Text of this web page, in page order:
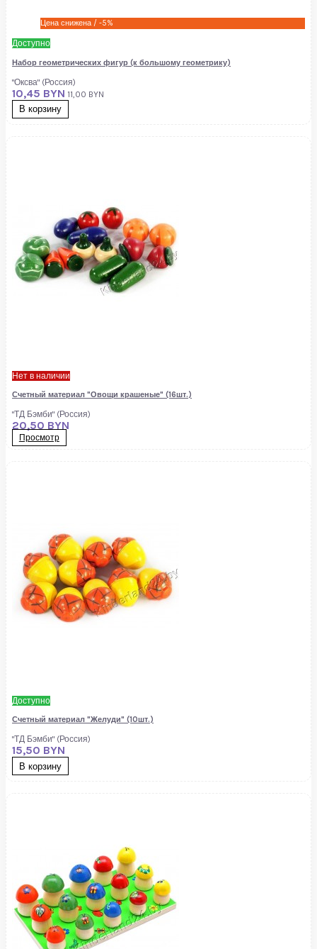
Цена снижена / -5%
Доступно
Набор геометрических фигур (к большому геометрику)
"Оксва" (Россия)
10,45 BYN 11,00 BYN
В корзину
Нет в наличии
Счетный материал "Овощи крашеные" (16шт.)
"ТД Бэмби" (Россия)
20,50 BYN
Просмотр
Доступно
Счетный материал "Желуди" (10шт.)
"ТД Бэмби" (Россия)
15,50 BYN
В корзину